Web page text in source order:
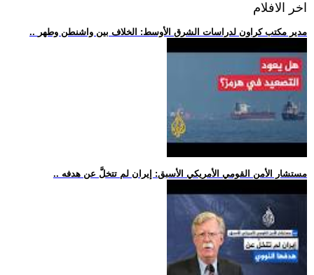
اخر الافلام
.. مدير مكتب كراون لدراسات الشرق الأوسط: الخلاف بين واشنطن وطهر
.. مستشار الأمن القومي الأمريكي الأسبق: إيران لم تتخلَّ عن هدفه